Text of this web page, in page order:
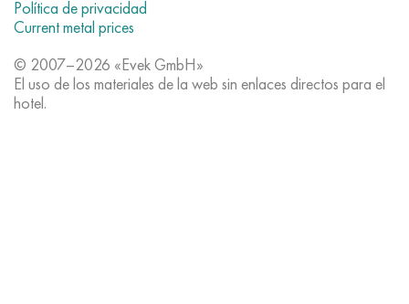
Política de privacidad
Current metal prices
© 2007–2026 «Evek GmbH»
El uso de los materiales de la web sin enlaces directos para el
hotel.
Hastelloy C-276
Hastelloy C2000
Hastelloy 3
40XFA, 1.7223, AISI 4142
45X, 45h, 1.7035
45HN2MFA, k2425, 45hnmf